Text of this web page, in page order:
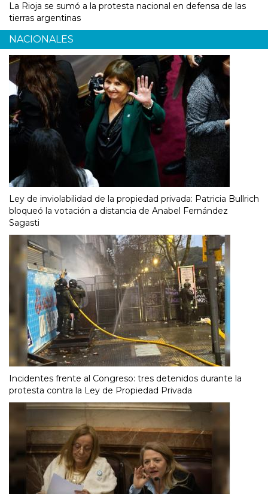
La Rioja se sumó a la protesta nacional en defensa de las
tierras argentinas
NACIONALES
Ley de inviolabilidad de la propiedad privada: Patricia Bullrich
bloqueó la votación a distancia de Anabel Fernández
Sagasti
Incidentes frente al Congreso: tres detenidos durante la
protesta contra la Ley de Propiedad Privada